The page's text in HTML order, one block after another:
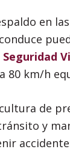
en
km/h
de
y